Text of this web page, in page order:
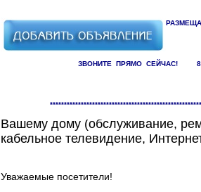
ЗВОНИТЕ ПРЯМО СЕЙЧАС! 8-
Здесь Вы сможете найти
компаниях, предоставляющих
Вашему дому (обслуживание,
кабельное телевидение,
Уважаемые посетители!